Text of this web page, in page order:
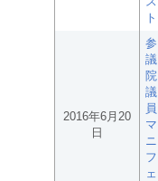
ト
2016年6月20
日
参
議
院
議
員
マ
ニ
フ
ェ